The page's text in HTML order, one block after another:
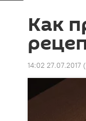
Как
14:02 27.07.2017